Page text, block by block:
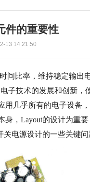
件的重要性
13 14:21:50
间比率，维持稳定输出
子技术的发展和创新，
用几乎所有的电子设备
，Layout的设计为重要
电源设计的一些关键问